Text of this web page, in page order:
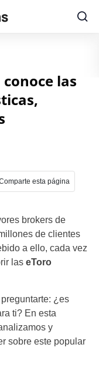
las
esta página
brokers de
de clientes
a ello, cada vez
las eToro
¿es
ti? En esta
y
sobre este popular